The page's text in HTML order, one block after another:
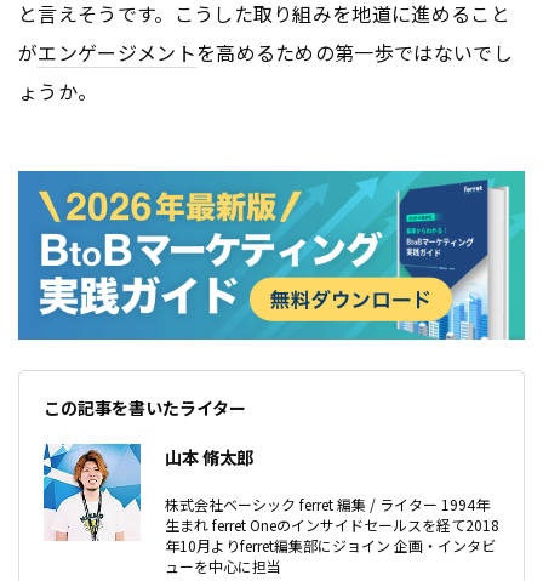
と言えそうです。こうした取り組みを地道に進めること
がエンゲージメントを高めるための第一歩ではないでし
ょうか。
この記事を書いたライター
山本 脩太郎
株式会社ベーシック ferret 編集 / ライター 1994年
生まれ ferret Oneのインサイドセールスを経て2018
年10月よりferret編集部にジョイン 企画・インタビ
ューを中心に担当